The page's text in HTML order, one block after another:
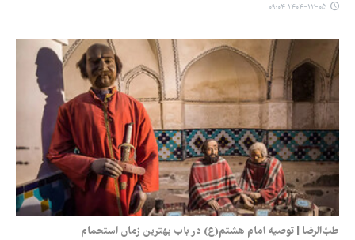
۱۴۰۴-۱۲-۰۵ ۰۹:۰۴
طبّ‌الرضا | توصیه امام هشتم(ع) در باب بهترین زمان استحمام